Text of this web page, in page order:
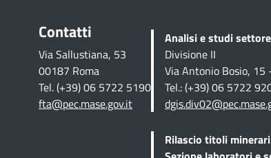
Contatti
Via Sallustiana, 53
00187 Roma
Tel. (+39) 06 5722 5190
fta@pec.mase.gov.it
Analisi e studi
Divisione II
Via Antonio Bosio, 15
Tel.: (+39) 06 5722
Rilascio titoli